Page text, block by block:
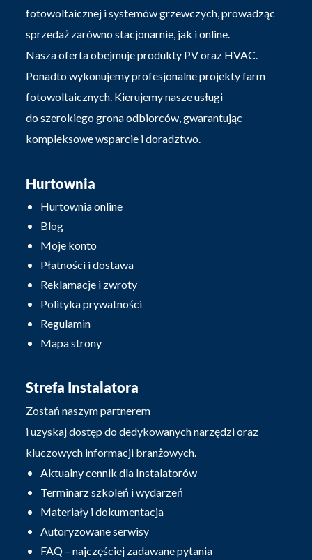
fotowoltaicznej i systemów grzewczych, prowadząc
sprzedaż zarówno stacjonarnie, jak i online.
Nasza oferta obejmuje produkty PV oraz HVAC.
Ponadto wykonujemy profesjonalne projekty farm
fotowoltaicznych. Kierujemy nasze usługi
do szerokiego grona odbiorców, gwarantując
kompleksowe wsparcie i doradztwo.
Hurtownia
Hurtownia online
Blog
Moje konto
Płatności i dostawa
Reklamacje i zwroty
Polityka prywatności
Regulamin
Mapa strony
Strefa Instalatora
Zostań naszym partnerem
i uzyskaj dostęp do dedykowanych narzędzi oraz
kluczowych informacji branżowych.
Aktualny cennik dla Instalatorów
Terminarz szkoleń i wydarzeń
Materiały i dokumentacja
Autoryzowane serwisy
FAQ – najczęściej zadawane pytania